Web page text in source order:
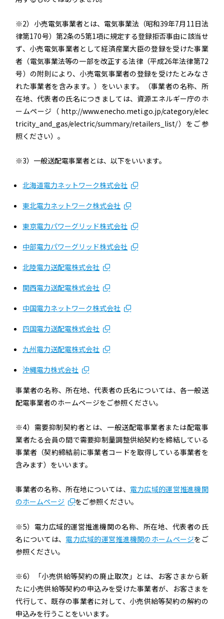
※2）小売電気事業者とは、電気事業法（昭和39年7月11日法
律第170号）第2条の5第1項に規定する登録拒否事由に該当せ
ず、小売電気事業者として経済産業大臣の登録を受けた事業
者（電気事業法等の一部を改正する法律（平成26年法律第72
号）の附則により、小売電気事業者の登録を受けたとみなさ
れた事業者を含みます。）をいいます。（事業者の名称、所
在地、代表者の氏名につきましては、資源エネルギー庁のホ
ームページ（ http://www.enecho.meti.go.jp/category/elec
tricity_and_gas/electric/summary/retailers_list/）をご参
照ください）。
※3）一般送配電事業者とは、以下をいいます。
北海道電力ネットワーク株式会社
東北電力ネットワーク株式会社
東京電力パワーグリッド株式会社
中部電力パワーグリッド株式会社
北陸電力送配電株式会社
関西電力送配電株式会社
中国電力ネットワーク株式会社
四国電力送配電株式会社
九州電力送配電株式会社
沖縄電力株式会社
事業者の名称、所在地、代表者の氏名については、各一般送
配電事業者のホームページをご参照ください。
※4）需要抑制契約者とは、一般送配電事業者または配電事
業者たる会員の間で需要抑制量調整供給契約を締結している
事業者（契約締結前に事業者コードを取得している事業者を
含みます）をいいます。
事業者の名称、所在地については、 電力広域的運営推進機関
のホームページ
をご参照ください。
※5）電力広域的運営推進機関の名称、所在地、代表者の氏
名については、 電力広域的運営推進機関のホームページをご
参照ください。
※6）「小売供給等契約の廃止取次」とは、お客さまから新
たに小売供給等契約の申込みを受けた事業者が、お客さまを
代行して、既存の事業者に対して、小売供給等契約の解約の
申込みを行うことをいいます。